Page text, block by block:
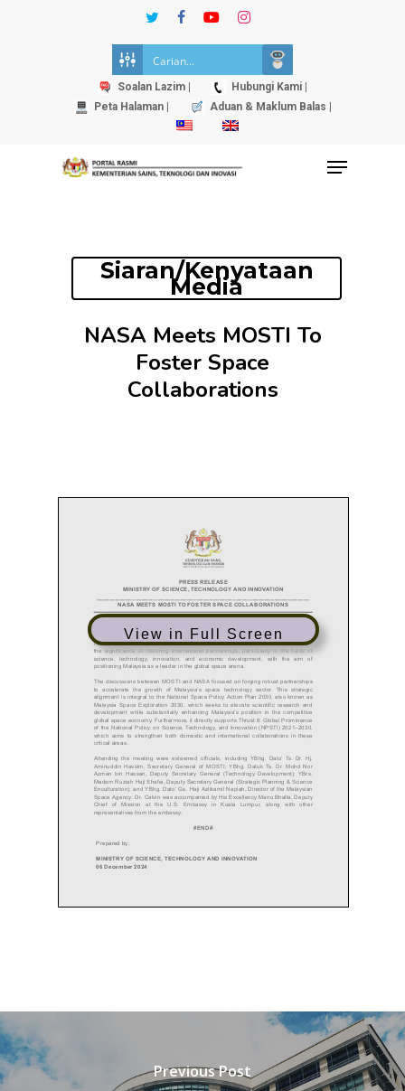
twitterfacebookyoutubeinstagram
Soalan Lazim |
Hubungi Kami |
Peta Halaman |
Aduan & Maklum Balas |
Menu
Siaran/Kenyataan
Media
NASA Meets MOSTI To
Foster Space
Collaborations
View in Full Screen
Previous Post